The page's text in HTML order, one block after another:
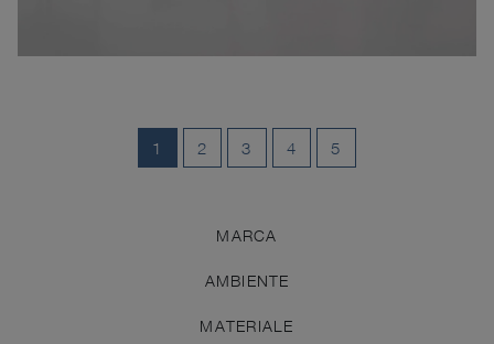
MARCA
AMBIENTE
MATERIALE
1 2 3 4 5